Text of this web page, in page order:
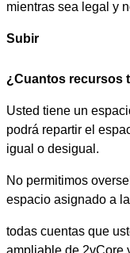
mientras sea legal y
Subir
¿Cuantos recursos
Usted tiene un
podrá repartir el
igual o desigual.
No permitimos
espacio asignado a
todas cuentas que
ampliable de 2vCore